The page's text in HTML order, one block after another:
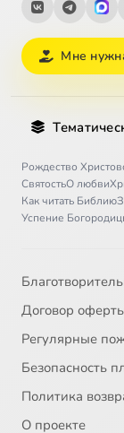
Мне
Рождество
СвятостьО любви
Как читать Библию
Успение
Договор
Регулярные
Безопасность
Политика
О проекте